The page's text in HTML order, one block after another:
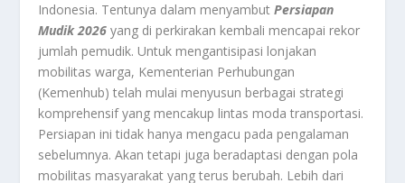
Indonesia. Tentunya dalam menyambutPersiapan
Mudik 2026 yang di perkirakan kembali mencapai rekor
jumlah pemudik. Untuk mengantisipasi lonjakan
mobilitas warga, Kementerian Perhubungan
(Kemenhub) telah mulai menyusun berbagai strategi
komprehensif yang mencakup lintas moda transportasi.
Persiapan ini tidak hanya mengacu pada pengalaman
sebelumnya. Akan tetapi juga beradaptasi dengan pola
mobilitas masyarakat yang terus berubah. Lebih dari